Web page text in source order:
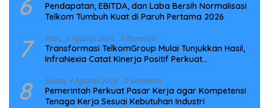
Pendapatan, EBITDA, dan Laba Bersih Normalisasi
Telkom Tumbuh Kuat di Paruh Pertama 2026
7 Rabu, 5 Agustus 2026 0 Komentar
Transformasi TelkomGroup Mulai Tunjukkan Hasil,
InfraNexia Catat Kinerja Positif Perkuat
8 Selasa, 4 Agustus 2026 0 Komentar
Pemerintah Perkuat Pasar Kerja agar Kompetensi
Tenaga Kerja Sesuai Kebutuhan Industri